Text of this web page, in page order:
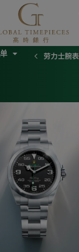
劳力士腕表